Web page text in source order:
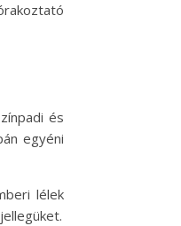
és
egyéni
lélek